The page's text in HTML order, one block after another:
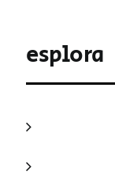
esplora